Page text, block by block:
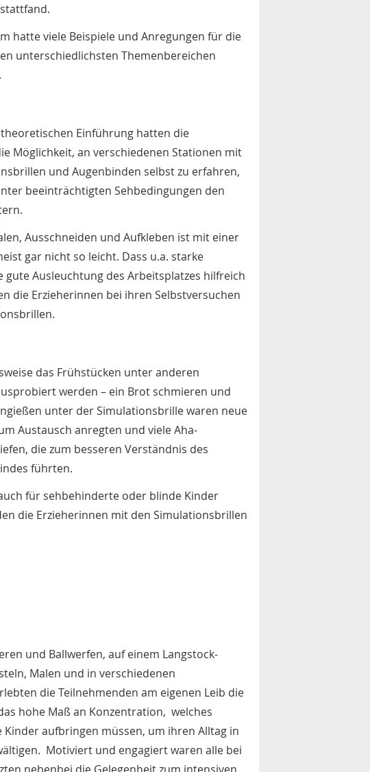
hatte viele Beispiele und Anregungen für die
unterschiedlichsten Themenbereichen
Einführung hatten die
Möglichkeit, an verschiedenen Stationen mit
und Augenbinden selbst zu erfahren,
beeinträchtigten Sehbedingungen den
Ausschneiden und Aufkleben ist mit einer
gar nicht so leicht. Dass u.a. starke
gute Ausleuchtung des Arbeitsplatzes hilfreich
die Erzieherinnen bei ihren Selbstversuchen
das Frühstücken unter anderen
werden – ein Brot schmieren und
unter der Simulationsbrille waren neue
Austausch anregten und viele Aha-
die zum besseren Verständnis des
führten.
für sehbehinderte oder blinde Kinder
die Erzieherinnen mit den Simulationsbrillen
und Ballwerfen, auf einem Langstock-
Malen und in verschiedenen
die Teilnehmenden am eigenen Leib die
hohe Maß an Konzentration, welches
aufbringen müssen, um ihren Alltag in
Motiviert und engagiert waren alle bei